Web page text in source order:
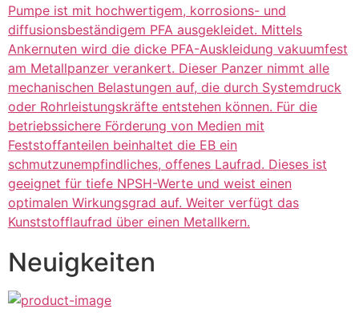
Pumpe ist mit hochwertigem, korrosions- und
diffusionsbeständigem PFA ausgekleidet. Mittels
Ankernuten wird die dicke PFA-Auskleidung vakuumfest
am Metallpanzer verankert. Dieser Panzer nimmt alle
mechanischen Belastungen auf, die durch Systemdruck
oder Rohrleistungskräfte entstehen können. Für die
betriebssichere Förderung von Medien mit
Feststoffanteilen beinhaltet die EB ein
schmutzunempfindliches, offenes Laufrad. Dieses ist
geeignet für tiefe NPSH-Werte und weist einen
optimalen Wirkungsgrad auf. Weiter verfügt das
Kunststofflaufrad über einen Metallkern.
Neuigkeiten